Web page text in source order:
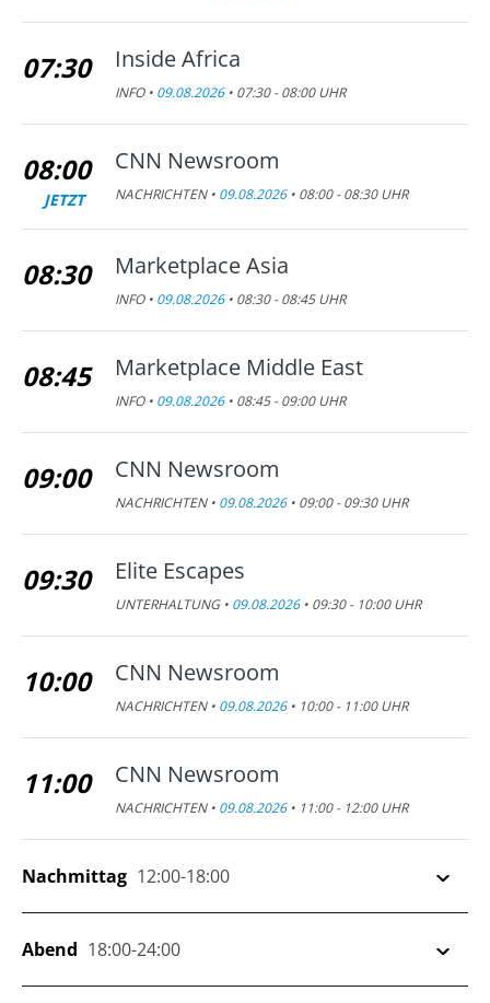
07:30 Inside Africa
INFO • 09.08.2026• 07:30 - 08:00 UHR
08:00
JETZT
CNN Newsroom
NACHRICHTEN • 09.08.2026• 08:00 - 08:30 UHR
08:30 Marketplace Asia
INFO • 09.08.2026• 08:30 - 08:45 UHR
08:45 Marketplace Middle East
INFO • 09.08.2026• 08:45 - 09:00 UHR
09:00 CNN Newsroom
NACHRICHTEN • 09.08.2026• 09:00 - 09:30 UHR
09:30 Elite Escapes
UNTERHALTUNG • 09.08.2026• 09:30 - 10:00 UHR
10:00 CNN Newsroom
NACHRICHTEN • 09.08.2026• 10:00 - 11:00 UHR
11:00 CNN Newsroom
NACHRICHTEN • 09.08.2026• 11:00 - 12:00 UHR
Nachmittag 12:00-18:00
12:00 Marketplace Asia
INFO •09.08.2026• 12:00 - 12:15 UHR
Abend 18:00-24:00